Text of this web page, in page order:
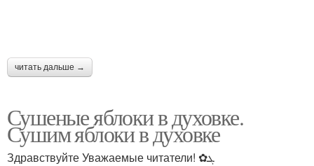
читать дальше →
Сушеные яблоки в духовке.
Сушим яблоки в духовке
Здравствуйте Уважаемые читатели! ✿ܓ